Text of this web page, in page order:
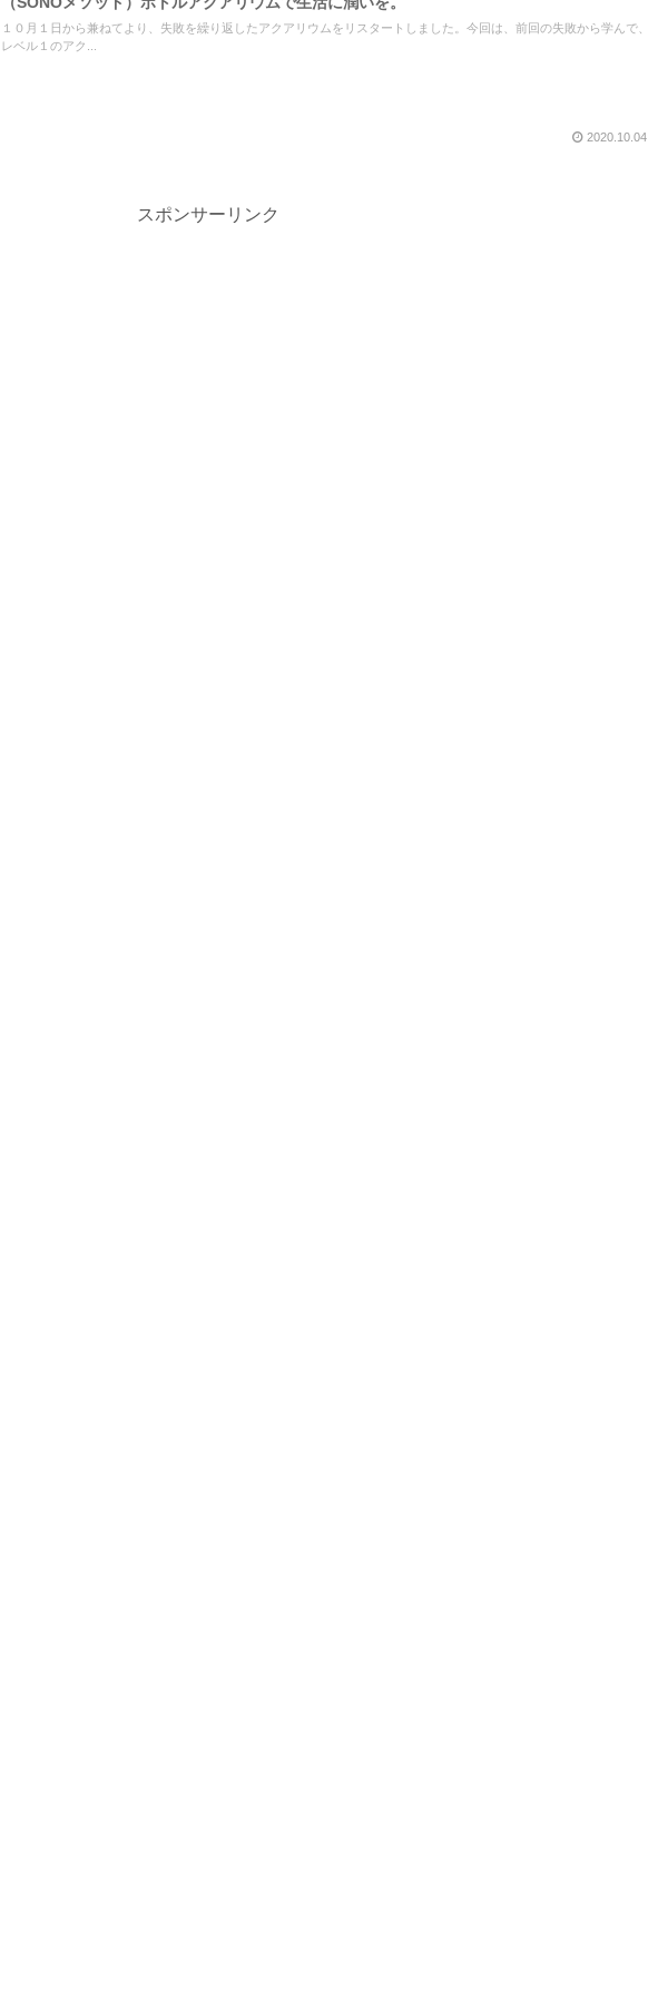
１０月１日から兼ねてより、失敗を繰り返したアクアリウムをリスタートしました。今回は、前回の失敗から学んで、
レベル１のアク...
2020.10.04
スポンサーリンク